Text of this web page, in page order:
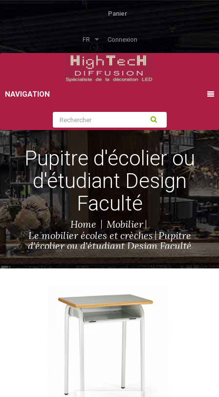
Panier
FR Connexion
NAVIGATION
Pupitre d'écolier ou
d'étudiant Design
Faculté
Home
Mobilier
Le mobilier écoles et crèches Pupitre
d'écolier ou d'étudiant Design Faculté